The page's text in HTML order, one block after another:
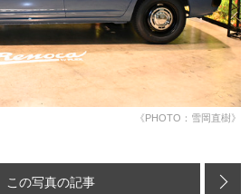
《PHOTO：雪岡直樹》
この写真の記事